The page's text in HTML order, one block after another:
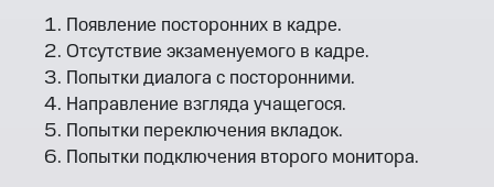
Появление посторонних в кадре.
Отсутствие экзаменуемого в кадре.
Попытки диалога с посторонними.
Направление взгляда учащегося.
Попытки переключения вкладок.
Попытки подключения второго монитора.